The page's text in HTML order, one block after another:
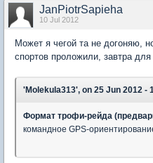
JanPiotrSapieha
10 Jul 2012
Может я чегой та не догоняю,
спортов проложили, завтра
'Molekula313', on 25 Jun 2012 -
Формат трофи-рейда
командное GPS-